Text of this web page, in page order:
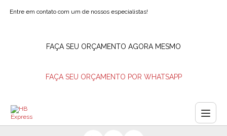
Entre em contato com um de nossos especialistas!
FAÇA SEU ORÇAMENTO AGORA MESMO
FAÇA SEU ORÇAMENTO POR WHATSAPP